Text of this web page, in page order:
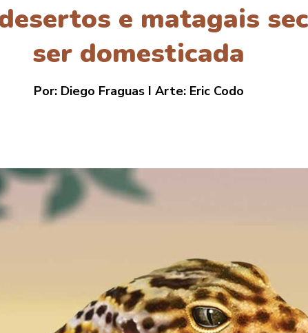
e matagais
ser domesticada
Por: Diego Fraguas I Arte: Eric Codo